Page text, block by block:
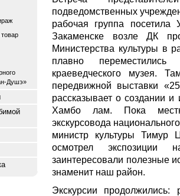
Душэ»
подведомственных
рабочая группа посетила
Закаменске возле ДК
Министерства культуры в
плавно
краеведческого музея.
передвижной выставки
рассказывает о создании и
Хамбо лам. Пока
экскурсовода
министр культуры Тимур
осмотрел экспозиции
заинтересовали полезные
знаменит наш район.
Экскурсии продолжились: